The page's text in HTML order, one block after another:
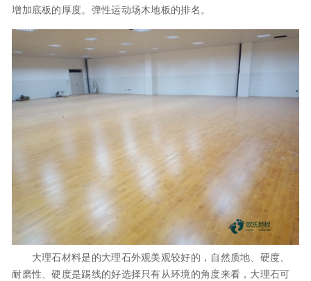
增加底板的厚度。弹性运动场木地板的排名。
大理石材料是的大理石外观美观较好的，自然质地、硬度、
耐磨性、硬度是踢线的好选择只有从环境的角度来看，大理石可